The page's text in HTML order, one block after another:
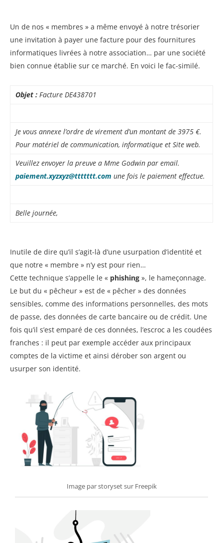
Un de nos « membres » a même envoyé à notre trésorier
une invitation à payer une facture pour des fournitures
informatiques livrées à notre association… par une société
bien connue établie sur ce marché. En voici le fac-similé.
Objet : Facture DE438701
Je vous annexe l’ordre de virement d’un montant de 3975 €.
Pour matériel de communication, informatique et Site web.
Veuillez envoyer la preuve a Mme Godwin par email.
paiement.xyzxyz@ttttttt.com une fois le paiement effectue.
Belle journée,
Inutile de dire qu’il s’agit-là d’une usurpation d’identité et
que notre « membre » n’y est pour rien…
Cette technique s’appelle le « phishing », le hameçonnage.
Le but du « pêcheur » est de « pêcher » des données
sensibles, comme des informations personnelles, des mots
de passe, des données de carte bancaire ou de crédit. Une
fois qu’il s’est emparé de ces données, l’escroc a les coudées
franches : il peut par exemple accéder aux principaux
comptes de la victime et ainsi dérober son argent ou
usurper son identité.
Image par storyset sur Freepik